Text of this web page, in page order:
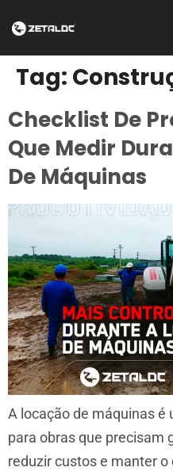
Tag:
Checklist De
Que Medir
De Máquinas
A locação de máquinas
para obras que precisam
reduzir custos e manter